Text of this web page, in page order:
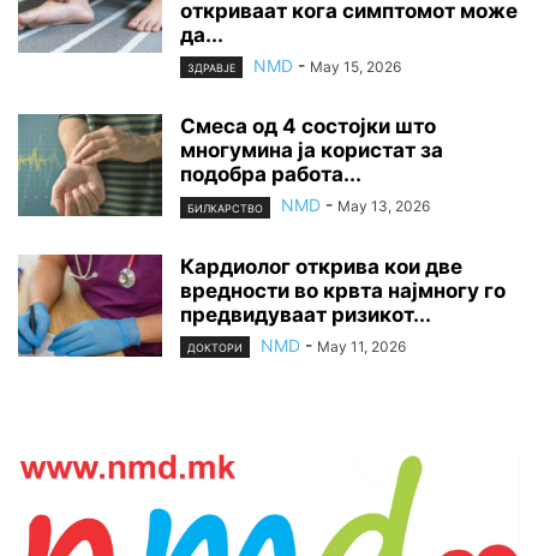
откриваат кога симптомот може
да...
ЗДРАВЈЕ NMD - May 15, 2026
Смеса од 4 состојки што
многумина ја користат за
подобра работа...
БИЛКАРСТВО NMD - May 13, 2026
Кардиолог открива кои две
вредности во крвта најмногу го
предвидуваат ризикот...
ДОКТОРИ NMD - May 11, 2026